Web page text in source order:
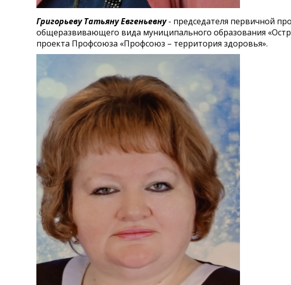
Григорьеву Татьяну Евгеньевну- председателя первичной
общеразвивающего вида муниципального образования
проекта Профсоюза «Профсоюз – территория здоровья».